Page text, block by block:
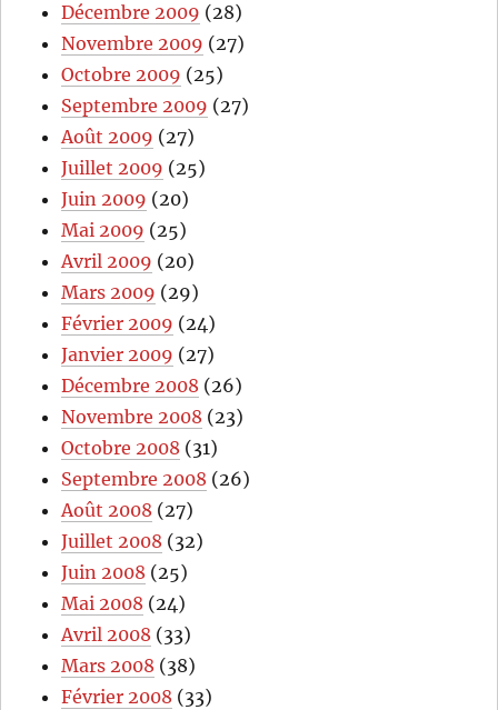
Décembre 2009 (28)
Novembre 2009 (27)
Octobre 2009 (25)
Septembre 2009 (27)
Août 2009 (27)
Juillet 2009 (25)
Juin 2009 (20)
Mai 2009 (25)
Avril 2009 (20)
Mars 2009 (29)
Février 2009 (24)
Janvier 2009 (27)
Décembre 2008 (26)
Novembre 2008 (23)
Octobre 2008 (31)
Septembre 2008 (26)
Août 2008 (27)
Juillet 2008 (32)
Juin 2008 (25)
Mai 2008 (24)
Avril 2008 (33)
Mars 2008 (38)
Février 2008 (33)